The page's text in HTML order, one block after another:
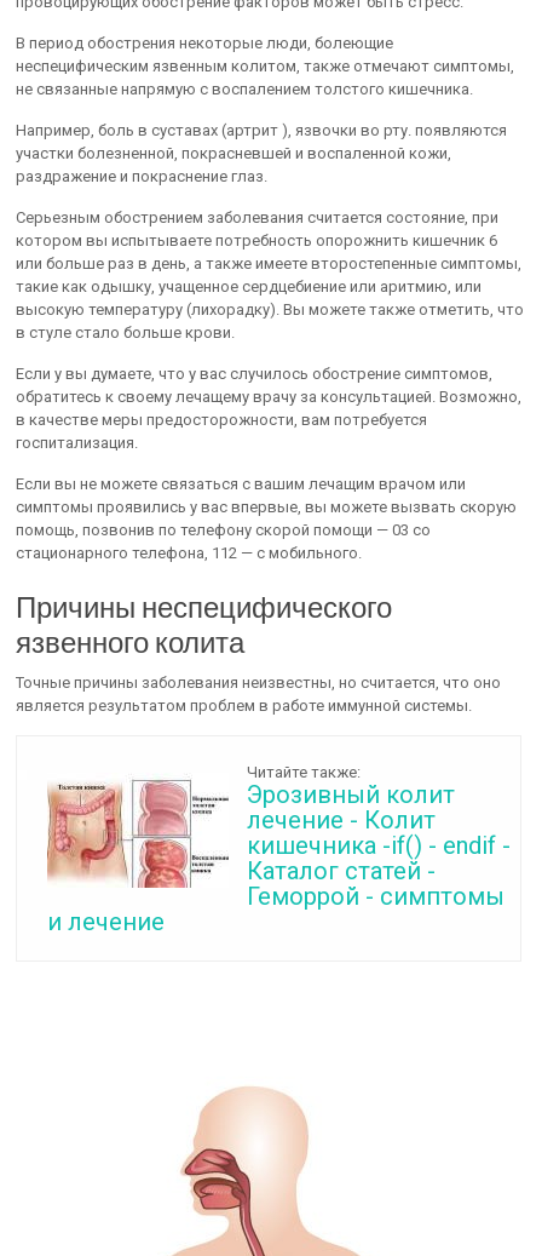
В период обострения некоторые люди, болеющие
неспецифическим язвенным колитом, также отмечают симптомы,
не связанные напрямую с воспалением толстого кишечника.
Например, боль в суставах (артрит ), язвочки во рту. появляются
участки болезненной, покрасневшей и воспаленной кожи,
раздражение и покраснение глаз.
Серьезным обострением заболевания считается состояние, при
котором вы испытываете потребность опорожнить кишечник 6
или больше раз в день, а также имеете второстепенные симптомы,
такие как одышку, учащенное сердцебиение или аритмию, или
высокую температуру (лихорадку). Вы можете также отметить, что
в стуле стало больше крови.
Если у вы думаете, что у вас случилось обострение симптомов,
обратитесь к своему лечащему врачу за консультацией. Возможно,
в качестве меры предосторожности, вам потребуется
госпитализация.
Если вы не можете связаться с вашим лечащим врачом или
симптомы проявились у вас впервые, вы можете вызвать скорую
помощь, позвонив по телефону скорой помощи — 03 со
стационарного телефона, 112 — с мобильного.
Причины неспецифического
язвенного колита
Точные причины заболевания неизвестны, но считается, что оно
является результатом проблем в работе иммунной системы.
Читайте также:
Эрозивный колит
лечение - Колит
кишечника -if() - endif -
Каталог статей -
Геморрой - симптомы
и лечение